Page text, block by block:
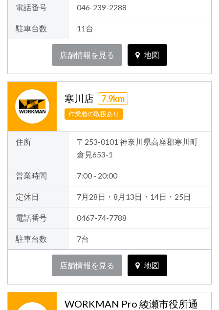
電話番号 046-239-2288
駐車台数 11台
店舗情報を見る 地図
寒川店 7.9km
作業着の取扱あり
住所
〒253-0101 神奈川県高座郡寒川町
倉見653-1
営業時間 7:00 - 20:00
定休日 7月28日・8月13日・14日・25日
電話番号 0467-74-7788
駐車台数 7台
店舗情報を見る 地図
WORKMAN Pro 綾瀬市役所通